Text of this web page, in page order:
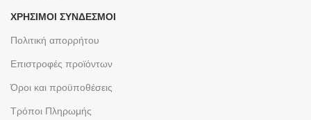
ΧΡΉΣΙΜΟΙ ΣΎΝΔΕΣΜΟΙ
Πολιτική απορρήτου
Επιστροφές προϊόντων
Όροι και προϋποθέσεις
Τρόποι Πληρωμής